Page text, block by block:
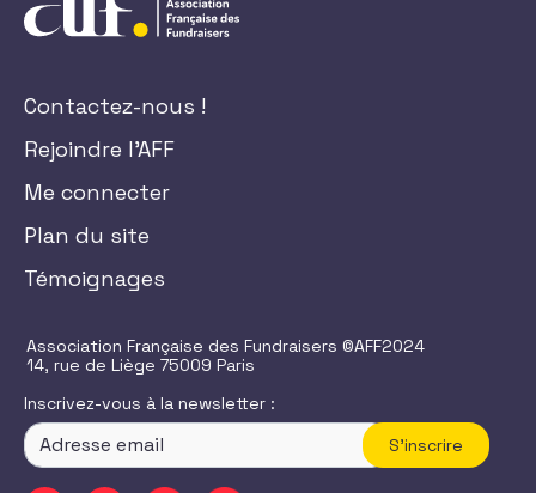
Contactez-nous !
Rejoindre l'AFF
Me connecter
Plan du site
Témoignages
Association Française des Fundraisers ©AFF2024
14, rue de Liège 75009 Paris
Inscrivez-vous à la newsletter :
S'inscrire